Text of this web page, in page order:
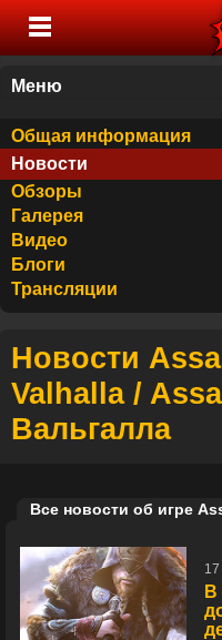
Меню
Общая информация
Новости
Обзоры
Галерея
Видео
Блоги
Трансляции
Новости
Valhalla /
Вальгалла
Все новости об игре
В